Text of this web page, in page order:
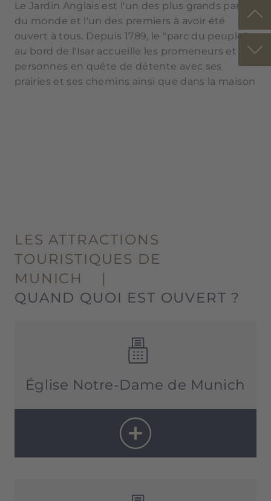
Le Jardin Anglais est l'un des plus grands parcs
du monde et l'un des premiers à avoir été
ouvert à tous. Depuis 1789, le "parc du peuple"
au bord de l'Isar accueille les promeneurs et les
personnes en quête de détente avec ses
prairies et ses chemins ainsi que dans la maison
LES ATTRACTIONS
TOURISTIQUES DE
MUNICH
|
QUAND QUOI EST OUVERT ?
Église Notre-Dame de Munich
Visite de la cathédrale :
tous les jours 8h – 20h